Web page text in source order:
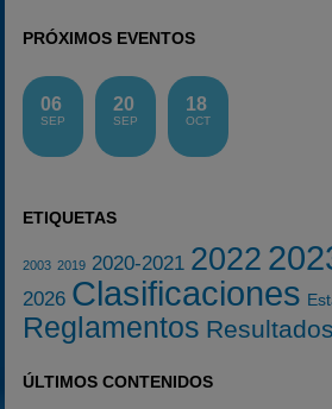
PRÓXIMOS EVENTOS
06
SEP
20
SEP
18
OCT
ETIQUETAS
2003 2019 2020-2021 2022
2026 Clasificaciones
Reglamentos Resultados
ÚLTIMOS CONTENIDOS